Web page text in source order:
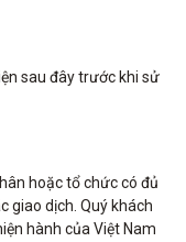
sau đây trước khi sử
hoặc tổ chức có đủ
giao dịch. Quý khách
hành của Việt Nam